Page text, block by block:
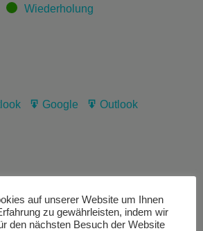
Wiederholung
Export
Google
Export
Outlook
auf unserer Website um Ihnen
zu gewährleisten, indem wir
den nächsten Besuch der Website